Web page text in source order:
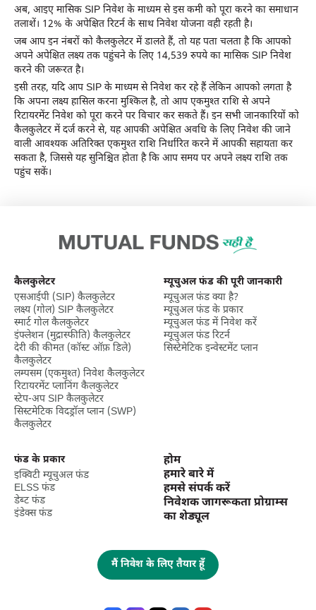
अब, आइए मासिक SIP निवेश के माध्यम से इस कमी को पूरा करने का समाधान
तलाशें। 12% के अपेक्षित रिटर्न के साथ निवेश योजना वही रहती है।
जब आप इन नंबरों को कैलकुलेटर में डालते हैं, तो यह पता चलता है कि आपको
अपने अपेक्षित लक्ष्य तक पहुंचने के लिए 14,539 रुपये का मासिक SIP निवेश
करने की जरूरत है।
इसी तरह, यदि आप SIP के माध्यम से निवेश कर रहे हैं लेकिन आपको लगता है
कि अपना लक्ष्य हासिल करना मुश्किल है, तो आप एकमुश्त राशि से अपने
रिटायरमेंट निवेश को पूरा करने पर विचार कर सकते हैं। इन सभी जानकारियों को
कैलकुलेटर में दर्ज करने से, यह आपकी अपेक्षित अवधि के लिए निवेश की जाने
वाली आवश्यक अतिरिक्त एकमुश्त राशि निर्धारित करने में आपकी सहायता कर
सकता है, जिससे यह सुनिश्चित होता है कि आप समय पर अपने लक्ष्य राशि तक
पहुंच सकें।
कैलकुलेटर
एसआईपी (SIP) कैलकुलेटर
लक्ष्‍य (गोल) SIP कैलकुलेटर
स्मार्ट गोल कैलकुलेटर
इंफ्लेशन (मुद्रास्फीति) कैलकुलेटर
देरी की कीमत (कॉस्ट ऑफ़ डिले)
कैलकुलेटर
लम्पसम (एकमुश्त) निवेश कैलकुलेटर
रिटायरमेंट प्लानिंग कैलकुलेटर
स्टेप-अप SIP कैलकुलेटर
सिस्टमेटिक विदड्रॉल प्लान (SWP)
कैलकुलेटर
म्यूचुअल फंड की पूरी जानकारी
म्यूचुअल फंड क्या है?
म्यूचुअल फंड के प्रकार
म्यूचुअल फंड में निवेश करें
म्यूचुअल फंड रिटर्न
सिस्टेमेटिक इन्वेस्टमेंट प्लान
फंड के प्रकार
इक्विटी म्यूचुअल फंड
ELSS फंड
डेब्ट फंड
इंडेक्स फंड
होम
हमारे बारे में
हमसे संपर्क करें
निवेशक जागरूकता प्रोग्राम्स
का शेड्यूल
मैं निवेश के लिए तैयार हूँ